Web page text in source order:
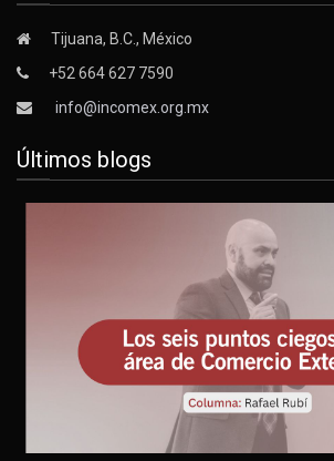
Tijuana, B.C., México
+52 664 627 7590
info@incomex.org.mx
Últimos blogs